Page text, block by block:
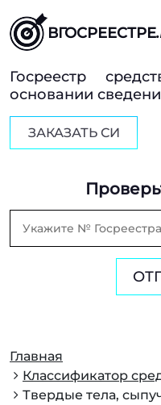
ВГОСРЕЕСТРЕ
Госреестр
основании
ЗАКАЗАТЬ СИ
Главная
Классификатор
Твердые тела,